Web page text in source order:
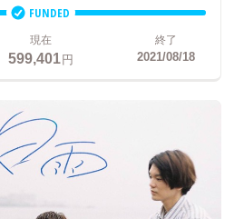
FUNDED
現在
599,401円
終了
2021/08/18